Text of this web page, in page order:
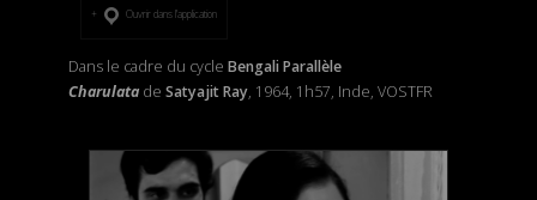
Ouvrir dans l’application
Dans le cadre du cycle Bengali Parallèle
Charulatade Satyajit Ray, 1964, 1h57, Inde, VOSTFR